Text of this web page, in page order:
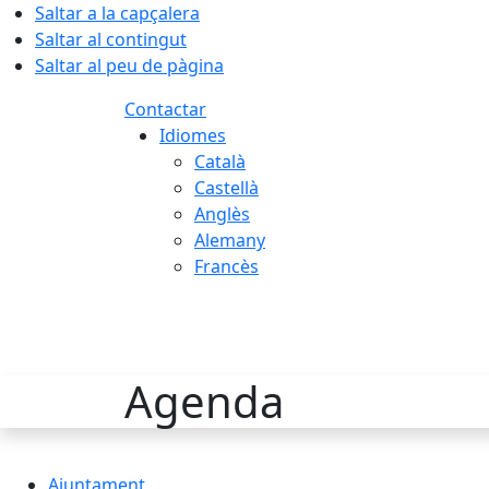
Saltar a la capçalera
Saltar al contingut
Saltar al peu de pàgina
Contactar
Idiomes
Català
Castellà
Anglès
Alemany
Francès
Agenda